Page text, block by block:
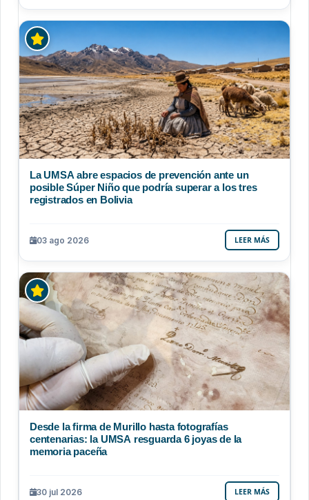
La UMSA abre espacios de prevención ante un
posible Súper Niño que podría superar a los tres
registrados en Bolivia
03 ago 2026 LEER MÁS
Desde la firma de Murillo hasta fotografías
centenarias: la UMSA resguarda 6 joyas de la
memoria paceña
30 jul 2026 LEER MÁS